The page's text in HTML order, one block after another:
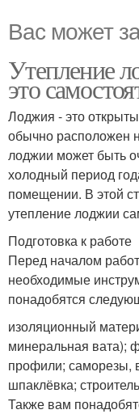
Вас может
Утепление
это
Лоджия - это
обычно расположен
лоджии может быть
холодный период
помещении. В этой
утепление лоджии
Подготовка к работе
Перед началом
необходимые
понадобятся
изоляционный
минеральная вата);
профили; саморезы,
шпаклёвка;
Также вам